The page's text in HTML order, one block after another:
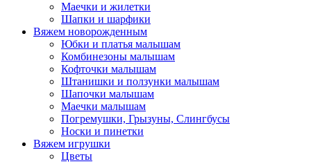
Маечки и жилетки
Шапки и шарфики
Вяжем новорожденным
Юбки и платья малышам
Комбинезоны малышам
Кофточки малышам
Штанишки и ползунки малышам
Шапочки малышам
Маечки малышам
Погремушки, Грызуны, Слингбусы
Носки и пинетки
Вяжем игрушки
Цветы